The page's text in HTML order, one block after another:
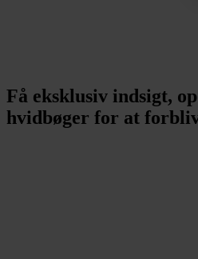
Få eksklusiv indsigt,
hvidbøger for at